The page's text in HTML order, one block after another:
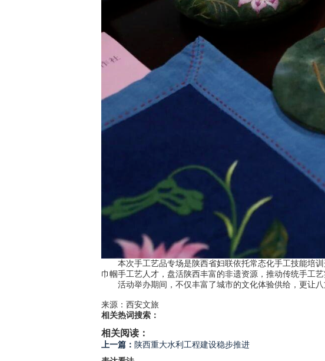
本次手工艺品专场是陕西省妇联依托常态化手工技能培训
巾帼手工艺人才，盘活陕西丰富的非遗资源，推动传统手工
活动举办期间，不仅丰富了城市的文化体验供给，更让八
来源：西安文旅
相关热词搜索：
相关阅读：
上一篇： 陕西重大水利工程建设稳步推进